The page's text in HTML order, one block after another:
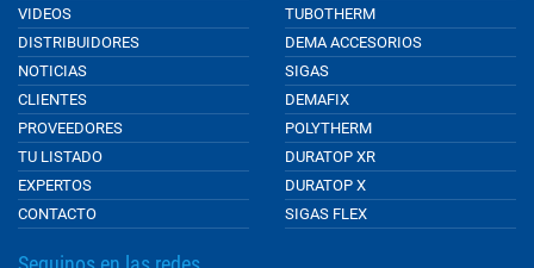
VIDEOS
DISTRIBUIDORES
NOTICIAS
CLIENTES
PROVEEDORES
TU LISTADO
EXPERTOS
CONTACTO
TUBOTHERM
DEMA ACCESORIOS
SIGAS
DEMAFIX
POLYTHERM
DURATOP XR
DURATOP X
SIGAS FLEX